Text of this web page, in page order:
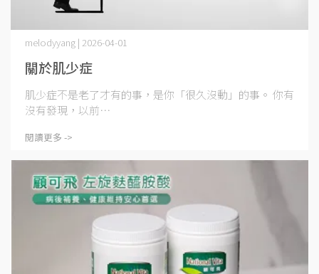
關於肌少症
melodyyang | 2026-04-01
肌少症不是老了才有的事，是你「很久沒動」的事。 你有
沒有發現，以前⋯
閱讀更多 ->